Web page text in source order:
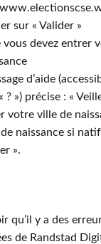
sur « Valider »
vous devez entrer
d’aide
? ») précise : «
votre ville de
de naissance si
».
qu’il y a des
de Randstad